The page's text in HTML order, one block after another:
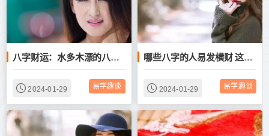
八字财运：水多木漂的八字，贵人扶持克升职加薪的女命
2024-01-29 易学趣谈
哪些八字的人易发横财 这种人偏财运好到爆
2024-01-29 易学趣谈